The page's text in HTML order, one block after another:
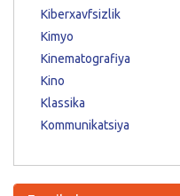
Kiberxavfsizlik
Kimyo
Kinematografiya
Kino
Klassika
Kommunikatsiya